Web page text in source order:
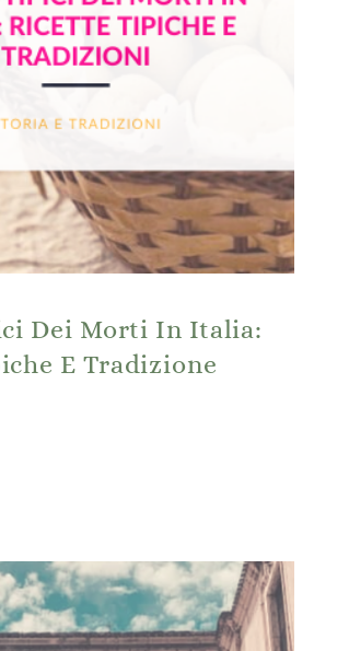
Dei Morti In Italia:
E Tradizione